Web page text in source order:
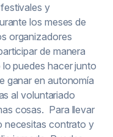
y
los meses de
organizadores
de manera
puedes hacer junto
ganar en autonomía
al voluntariado
cosas. Para llevar
necesitas contrato y